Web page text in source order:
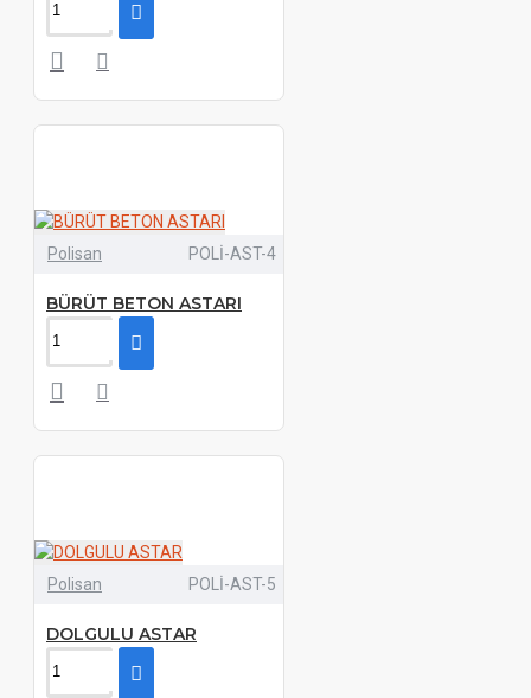
Polisan POLİ-AST-4
BÜRÜT BETON ASTARI
Polisan POLİ-AST-5
DOLGULU ASTAR